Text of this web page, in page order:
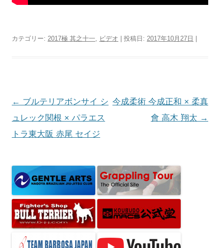
カテゴリー: 2017極 其之十一, ビデオ | 投稿日: 2017年10月27日
投
稿
ナ
ゲ
ー
シ
ョ
ン
← ブルテリアボンサイ シ
ュレック関根 × パラエス
トラ東大阪 赤尾 セイジ
今成柔術 今成正和 × 柔真
會 高木 翔太 →